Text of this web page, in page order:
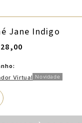
Jane Indigo
Virtual Novidade